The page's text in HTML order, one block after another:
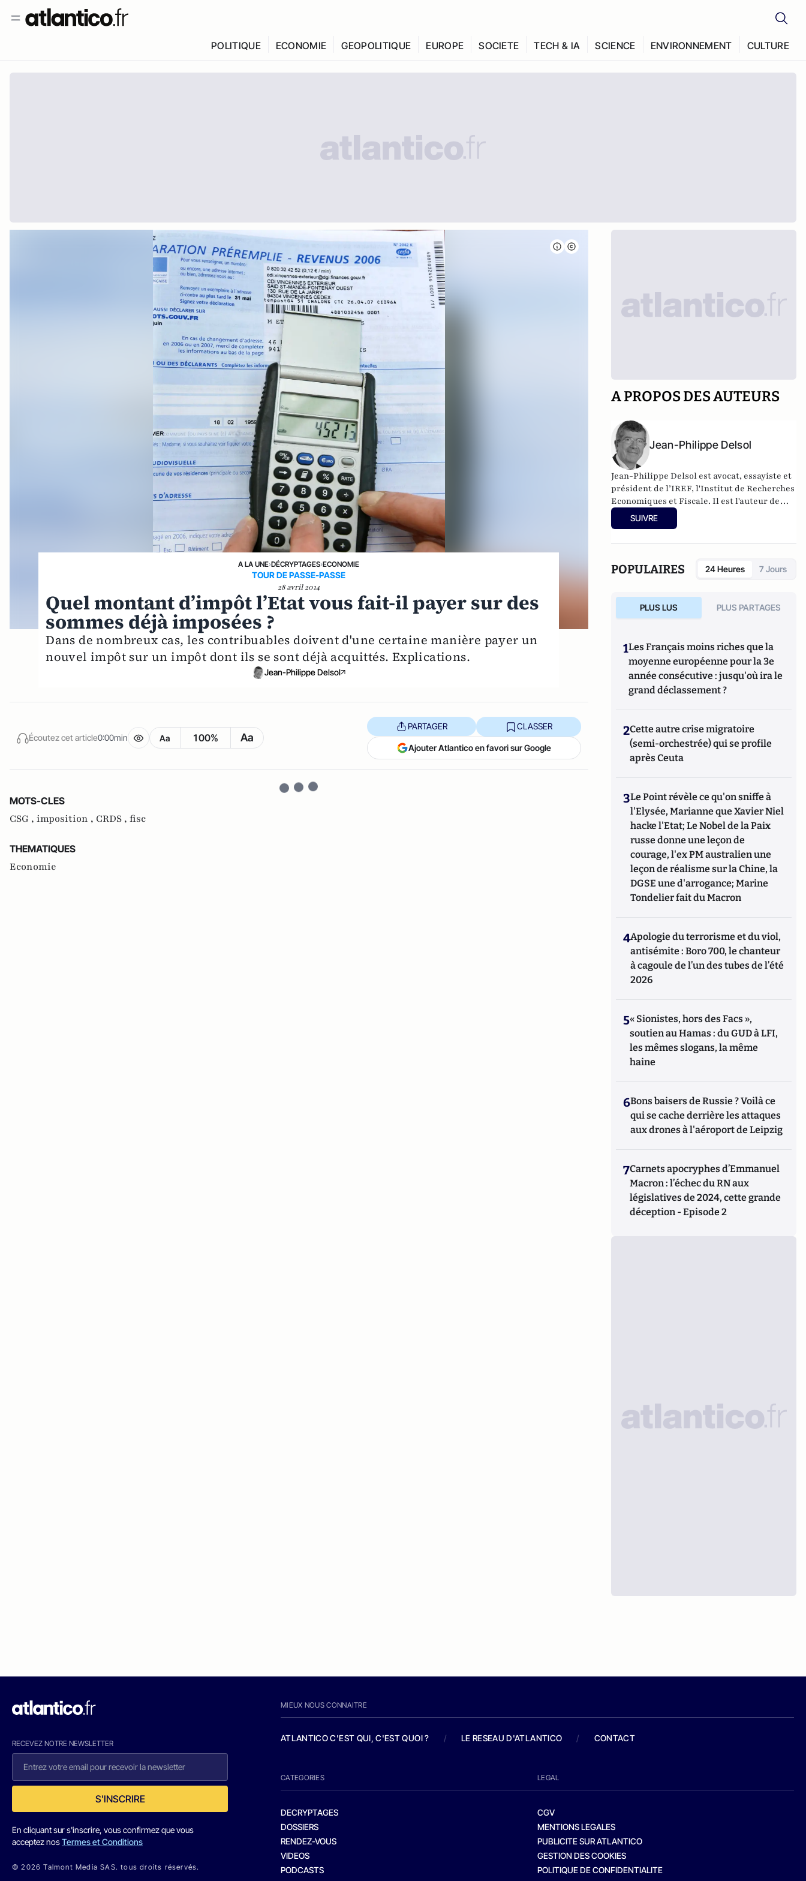
POLITIQUE ECONOMIE GEOPOLITIQUE EUROPE SOCIETE TECH & IA SCIENCE ENVIRONNEMENT CULTURE
A LA UNE›DÉCRYPTAGES›ECONOMIE
TOUR DE PASSE-PASSE
28 avril 2014
Quel montant d’impôt l’Etat vous fait-il payer sur des
sommes déjà imposées ?
Dans de nombreux cas, les contribuables doivent d'une certaine manière payer un
nouvel impôt sur un impôt dont ils se sont déjà acquittés. Explications.
Jean-Philippe Delsol
Écoutez cet article0:00min Aa 100% Aa
PARTAGER CLASSER
Ajouter Atlantico en favori sur Google
MOTS-CLES
CSG , imposition , CRDS , fisc
THEMATIQUES
Economie
A PROPOS DES AUTEURS
Jean-Philippe Delsol
Jean-Philippe Delsol est avocat, essayiste et
président de l’IREF, l'Institut de Recherches
Economiques et Fiscale. Il est l'auteur de
Civilisation et libre arbitre
Brouwer, 2022).
SUIVRE
POPULAIRES 24 Heures 7 Jours
PLUS LUS PLUS PARTAGES
1Les Français moins riches que la
moyenne européenne pour la 3e
année consécutive : jusqu'où ira le
grand déclassement ?
2Cette autre crise migratoire
(semi-orchestrée) qui se profile
après Ceuta
3Le Point révèle ce qu'on sniffe à
l'Elysée, Marianne que Xavier Niel
hacke l'Etat; Le Nobel de la Paix
russe donne une leçon de
courage, l'ex PM australien une
leçon de réalisme sur la Chine, la
DGSE une d'arrogance; Marine
Tondelier fait du Macron
4Apologie du terrorisme et du viol,
antisémite : Boro 700, le chanteur
à cagoule de l’un des tubes de l’été
2026
5« Sionistes, hors des Facs »,
soutien au Hamas : du GUD à LFI,
les mêmes slogans, la même
haine
6Bons baisers de Russie ? Voilà ce
qui se cache derrière les attaques
aux drones à l'aéroport de Leipzig
7Carnets apocryphes d’Emmanuel
Macron : l’échec du RN aux
législatives de 2024, cette grande
déception - Episode 2
RECEVEZ NOTRE NEWSLETTER
S'INSCRIRE
En cliquant sur s'inscrire, vous confirmez que vous
acceptez nosTermes et Conditions
© 2026 Talmont Media SAS. tous droits réservés.
MIEUX NOUS CONNAITRE
ATLANTICO C'EST QUI, C'EST QUOI ? / LE RESEAU D'ATLANTICO / CONTACT
CATEGORIES
DECRYPTAGES
DOSSIERS
RENDEZ-VOUS
VIDEOS
PODCASTS
LEGAL
CGV
MENTIONS LEGALES
PUBLICITE SUR ATLANTICO
GESTION DES COOKIES
POLITIQUE DE CONFIDENTIALITE